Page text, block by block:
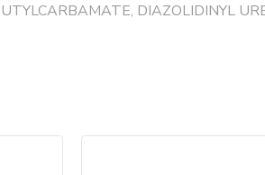
DIAZOLIDINYL